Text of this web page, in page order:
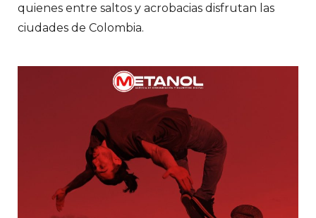
quienes entre saltos y acrobacias disfrutan las
ciudades de Colombia.